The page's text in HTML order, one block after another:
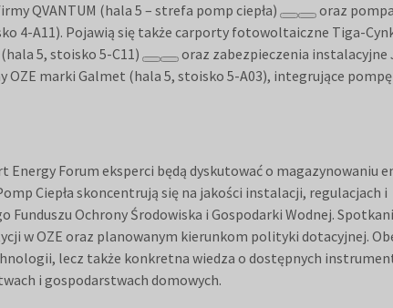
QVANTUM (hala 5 – strefa pomp ciepła)
oraz
4-A11). Pojawią się także carporty fotowoltaiczne Tiga-
5, stoisko 5-C11)
oraz zabezpieczenia instalacyjne
marki Galmet (hala 5, stoisko 5-A03), integrujące pompę
Forum eksperci będą dyskutować o magazynowaniu
Ciepła skoncentrują się na jakości instalacji, regulacjach i
Ochrony Środowiska i Gospodarki Wodnej.
w OZE oraz planowanym kierunkom polityki dotacyjnej.
lecz także konkretna wiedza o dostępnych
i gospodarstwach domowych.